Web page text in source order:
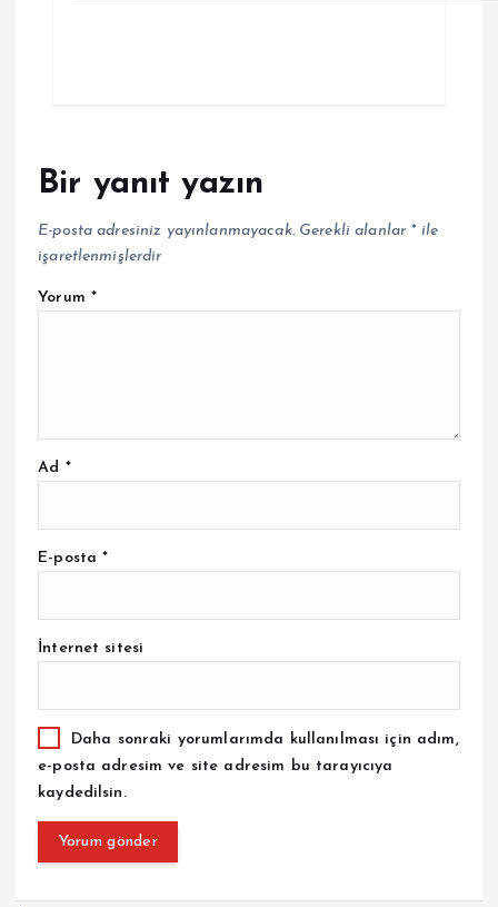
Bir yanıt yazın
E-posta adresiniz yayınlanmayacak. Gerekli alanlar *ile
işaretlenmişlerdir
Yorum *
Ad *
E-posta*
İnternet sitesi
Daha sonraki yorumlarımda kullanılması için adım,
e-posta adresim ve site adresim bu tarayıcıya
kaydedilsin.